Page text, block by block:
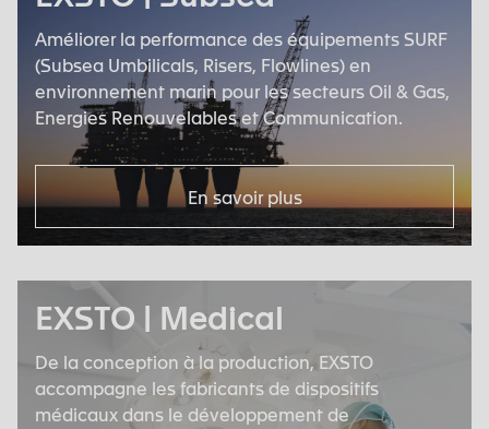
Améliorer la performance des équipements SURF
(Subsea Umbilicals, Risers, Flowlines) en
environnement marin pour les secteurs Oil & Gas,
Energies Renouvelables et Communication.
En savoir plus
EXSTO | Medical
De la conception à la production, EXSTO
accompagne les fabricants de dispositifs
médicaux dans le développement de